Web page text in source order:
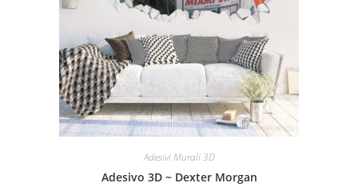
Adesivi Murali 3D
Adesivo 3D ~ Dexter Morgan